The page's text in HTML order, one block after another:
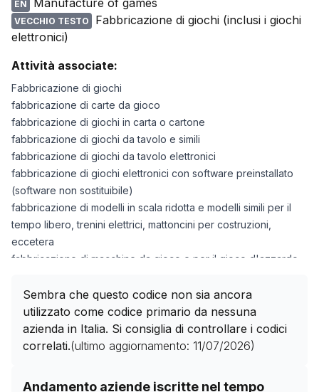
EN Manufacture of games
VECCHIO TESTO
Fabbricazione di giochi (inclusi i giochi
elettronici)
Attività associate:
Fabbricazione di giochi
fabbricazione di carte da gioco
fabbricazione di giochi in carta o cartone
fabbricazione di giochi da tavolo e simili
fabbricazione di giochi da tavolo elettronici
fabbricazione di giochi elettronici con software preinstallato
(software non sostituibile)
fabbricazione di modelli in scala ridotta e modelli simili per il
tempo libero, trenini elettrici, mattoncini per costruzioni,
eccetera
fabbricazione di macchine da gioco e per il gioco d'azzardo
fabbricazione di tavoli da biliardo e tavoli speciali da gioco
per casinò, eccetera
fabbricazione di tavoli da ping pong
fabbricazione di articoli giocattolo per luna-park, per giochi da
Sembra che questo codice non sia ancora
utilizzato come codice primario da nessuna
azienda in Italia. Si consiglia di controllare i codici
correlati.(ultimo aggiornamento: 11/07/2026)
Andamento aziende iscritte nel tempo
Storico numero di aziende con codice ATECO